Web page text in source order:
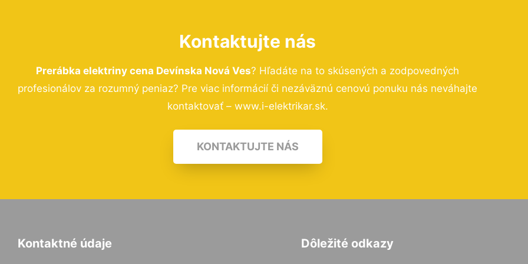
Kontaktujte nás
Prerábka elektriny cena Devínska Nová Ves? Hľadáte na to skúsených a zodpovedných
profesionálov za rozumný peniaz? Pre viac informácií či nezáväznú cenovú ponuku nás neváhajte
kontaktovať – www.i-elektrikar.sk.
KONTAKTUJTE NÁS
Kontaktné údaje Dôležité odkazy